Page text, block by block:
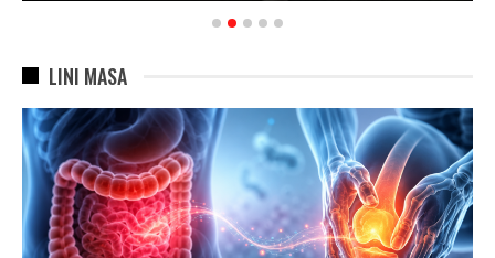
LINI MASA